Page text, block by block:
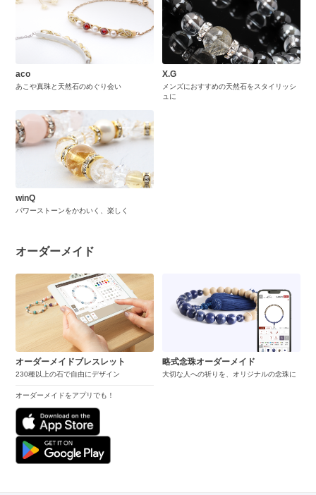
aco
あこや真珠と天然石のめぐり会い
X.G
メンズにおすすめの天然石をスタイリッシ
ュに
winQ
パワーストーンをかわいく、楽しく
オーダーメイド
オーダーメイドブレスレット
230種以上の石で自由にデザイン
オーダーメイドをアプリでも！
略式念珠オーダーメイド
大切な人への祈りを、オリジナルの念珠に